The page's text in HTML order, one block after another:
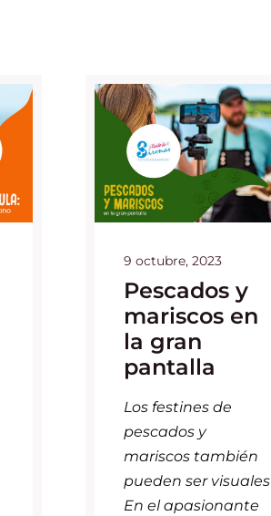
9 octubre, 2023
Pescados y
mariscos en
la gran
pantalla
Los festines de
pescados y
mariscos también
pueden ser visuales
En el apasionante